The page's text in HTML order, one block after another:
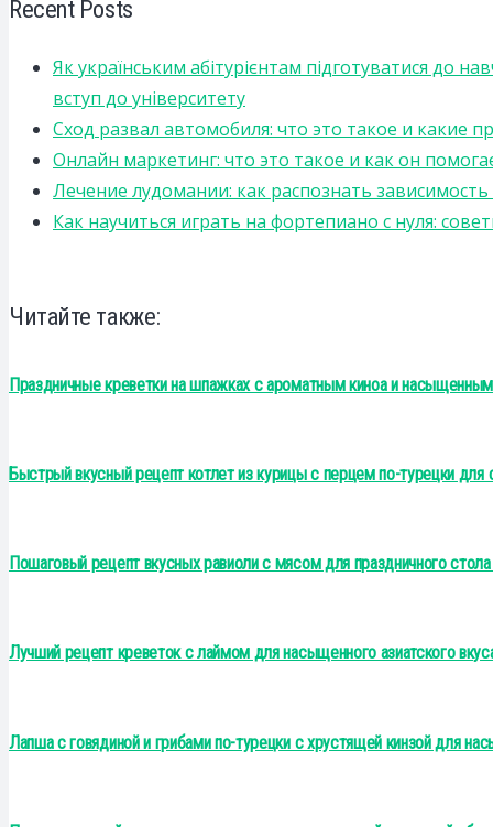
Recent Posts
Як українським абітурієнтам підготуватися до
вступ до університету
Сход развал автомобиля: что это такое и какие
Онлайн маркетинг: что это такое и как он
Лечение лудомании: как распознать
Как научиться играть на фортепиано с нуля:
Читайте также:
Праздничные креветки на шпажках с ароматным киноа и
Быстрый вкусный рецепт котлет из курицы с перцем по-турецки для
Пошаговый рецепт вкусных равиоли с мясом для праздничного
Лучший рецепт креветок с лаймом для насыщенного азиатского
Лапша с говядиной и грибами по-турецки с хрустящей кинзой для